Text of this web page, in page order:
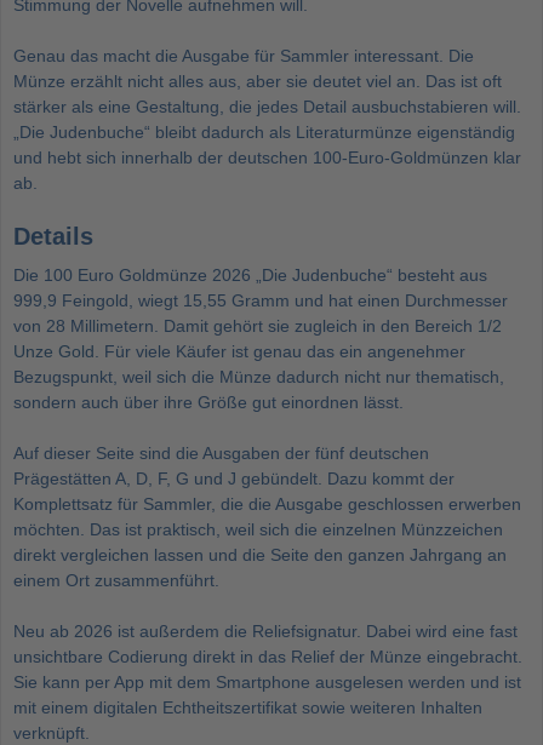
Stimmung der Novelle aufnehmen will.
Genau das macht die Ausgabe für Sammler interessant. Die
Münze erzählt nicht alles aus, aber sie deutet viel an. Das ist oft
stärker als eine Gestaltung, die jedes Detail ausbuchstabieren will.
„Die Judenbuche“ bleibt dadurch als Literaturmünze eigenständig
und hebt sich innerhalb der deutschen 100-Euro-Goldmünzen klar
ab.
Details
Die 100 Euro Goldmünze 2026 „Die Judenbuche“ besteht aus
999,9 Feingold, wiegt 15,55 Gramm und hat einen Durchmesser
von 28 Millimetern. Damit gehört sie zugleich in den Bereich 1/2
Unze Gold . Für viele Käufer ist genau das ein angenehmer
Bezugspunkt, weil sich die Münze dadurch nicht nur thematisch,
sondern auch über ihre Größe gut einordnen lässt.
Auf dieser Seite sind die Ausgaben der fünf deutschen
Prägestätten A, D, F, G und J gebündelt. Dazu kommt der
Komplettsatz für Sammler, die die Ausgabe geschlossen erwerben
möchten. Das ist praktisch, weil sich die einzelnen Münzzeichen
direkt vergleichen lassen und die Seite den ganzen Jahrgang an
einem Ort zusammenführt.
Neu ab 2026 ist außerdem die Reliefsignatur. Dabei wird eine fast
unsichtbare Codierung direkt in das Relief der Münze eingebracht.
Sie kann per App mit dem Smartphone ausgelesen werden und ist
mit einem digitalen Echtheitszertifikat sowie weiteren Inhalten
verknüpft.